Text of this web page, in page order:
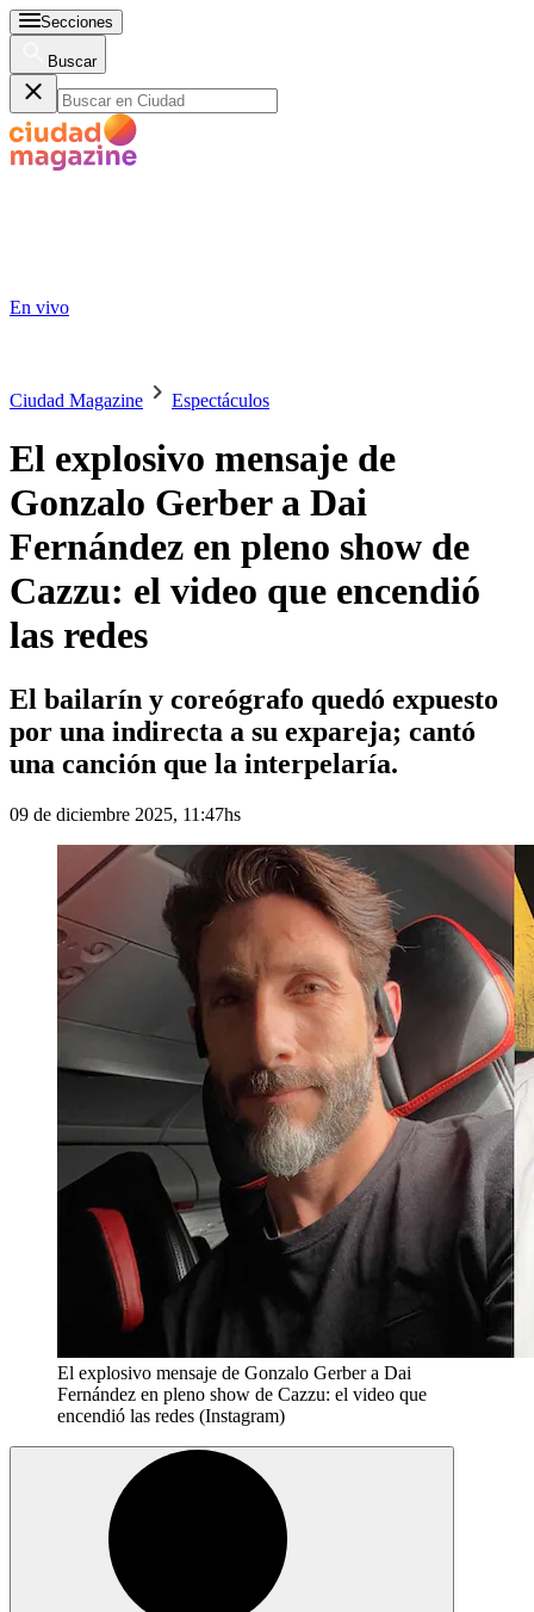
Secciones
Buscar
En vivo
Ciudad Magazine Espectáculos
El explosivo mensaje de
Gonzalo Gerber a Dai
Fernández en pleno show de
Cazzu: el video que encendió
las redes
El bailarín y coreógrafo quedó expuesto
por una indirecta a su expareja; cantó
una canción que la interpelaría.
09 de diciembre 2025, 11:47hs
El explosivo mensaje de Gonzalo Gerber a Dai
Fernández en pleno show de Cazzu: el video que
encendió las redes (Instagram)